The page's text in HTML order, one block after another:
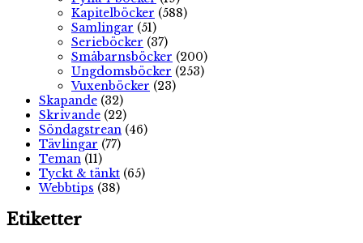
Kapitelböcker (588)
Samlingar (51)
Serieböcker (37)
Småbarnsböcker (200)
Ungdomsböcker (253)
Vuxenböcker (23)
Skapande (32)
Skrivande (22)
Söndagstrean (46)
Tävlingar (77)
Teman (11)
Tyckt & tänkt (65)
Webbtips (38)
Etiketter